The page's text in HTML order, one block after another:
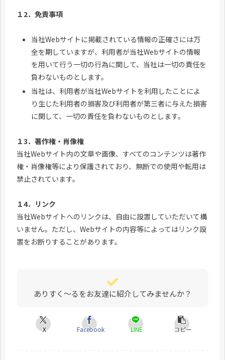
１2．免責事項
当社Webサイトに掲載されている情報の正確さには万
全を期していますが、利用者が当社Webサイトの情報
を用いて行う一切の行為に関して、当社は一切の責任を
負わないものとします。
当社は、利用者が当社Webサイトを利用したことによ
り生じた利用者の損害及び利用者が第三者に与えた損害
に関して、一切の責任を負わないものとします。
１3．著作権・肖像権
当社Webサイト内の文章や画像、すべてのコンテンツは著作
権・肖像権等により保護されており、無断での使用や転用は
禁止されています。
１4．リンク
当社Webサイトへのリンクは、自由に設置していただいて構
いません。ただし、Webサイトの内容等によってはリンク設
置をお断りすることがあります。
ありすく～るをお友達に紹介してみませんか？
X Facebook LINE コピー